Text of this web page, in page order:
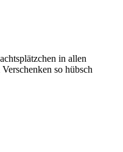
in allen
so hübsch